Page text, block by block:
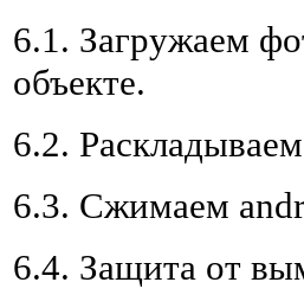
6.1. Загружаем
объекте.
6.2.
6.3. Сжимаем
6.4. Защита от